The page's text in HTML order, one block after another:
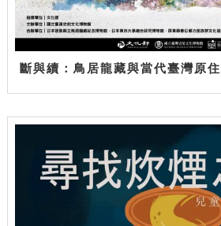
斷與續：鳥居龍藏與當代臺灣原